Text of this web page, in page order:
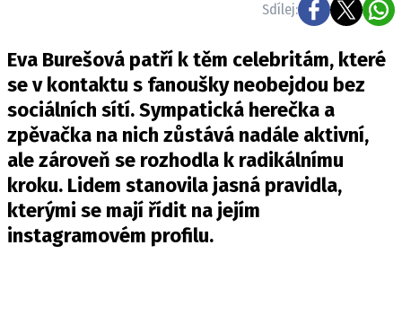
KONTAKT
VYDAVATEL
INZERCE
OSOBNÍ ÚDAJE / COOKIES
VOLNÁ MÍSTA
Sdílej:
Eva Burešová patří k těm celebritám, které
se v kontaktu s fanoušky neobejdou bez
sociálních sítí. Sympatická herečka a
zpěvačka na nich zůstává nadále aktivní,
ale zároveň se rozhodla k radikálnímu
kroku. Lidem stanovila jasná pravidla,
kterými se mají řídit na jejím
instagramovém profilu.